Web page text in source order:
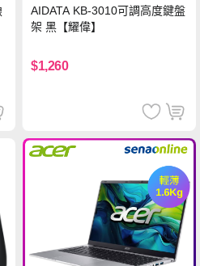
AIDATA KB-3010可調高度鍵盤
架 黑【耀偉】
$1,260